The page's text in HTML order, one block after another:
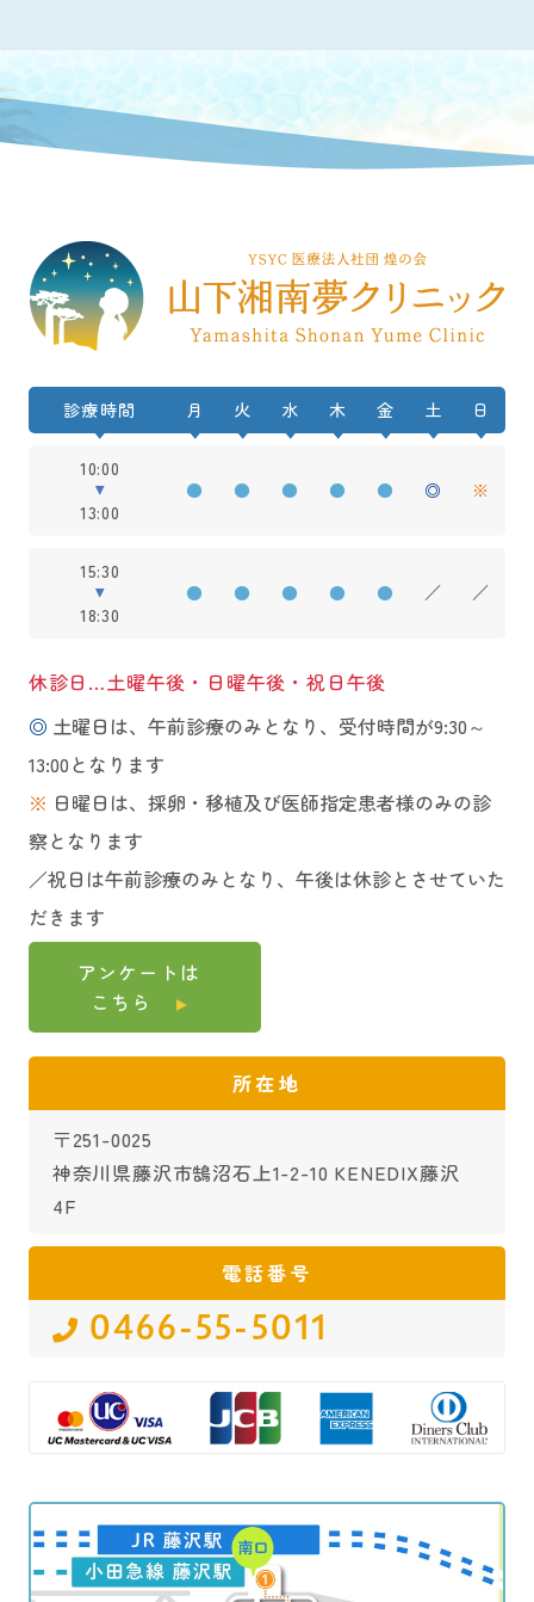
診療時間 月 火 水 木 金 土 日
10:00
13:00
● ● ● ● ● ◎ ※
15:30
18:30
● ● ● ● ● ／ ／
休診日…土曜午後・日曜午後・祝日午後
◎ 土曜日は、午前診療のみとなり、受付時間が9:30～
13:00となります
※ 日曜日は、採卵・移植及び医師指定患者様のみの診
察となります
／祝日は午前診療のみとなり、午後は休診とさせていた
だきます
アンケートは
こちら
所在地
〒251-0025
神奈川県藤沢市鵠沼石上1-2-10 KENEDIX藤沢
4F
電話番号
0466-55-5011